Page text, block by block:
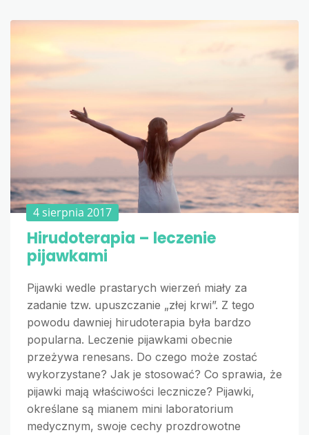
4 sierpnia 2017
Hirudoterapia – leczenie
pijawkami
Pijawki wedle prastarych wierzeń miały za
zadanie tzw. upuszczanie „złej krwi”. Z tego
powodu dawniej hirudoterapia była bardzo
popularna. Leczenie pijawkami obecnie
przeżywa renesans. Do czego może zostać
wykorzystane? Jak je stosować? Co sprawia, że
pijawki mają właściwości lecznicze? Pijawki,
określane są mianem mini laboratorium
medycznym, swoje cechy prozdrowotne